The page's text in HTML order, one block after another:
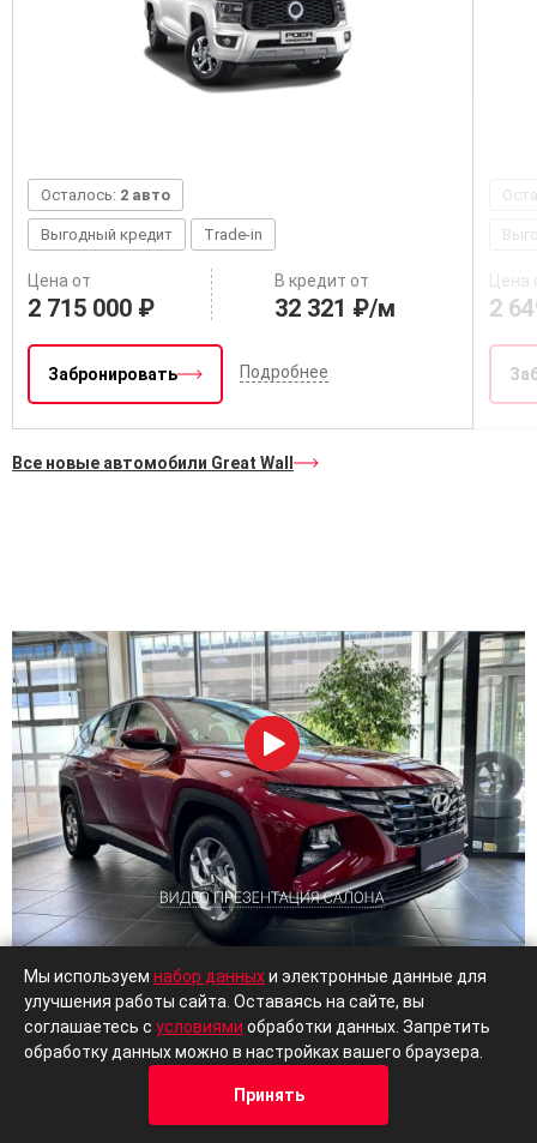
Осталось: 2 авто
Выгодный кредит Trade-in
Цена от
2 715 000 ₽
В кредит от
32 321 ₽/м
Забронировать Подробнее
Цена
2
Все новые автомобили Great Wall
Мы используем набор данныхи электронные данные для
улучшения работы сайта. Оставаясь на сайте, вы
соглашаетесь с условиями обработки данных. Запретить
обработку данных можно в настройках вашего браузера.
Принять
Отзывы Позвонить Адрес